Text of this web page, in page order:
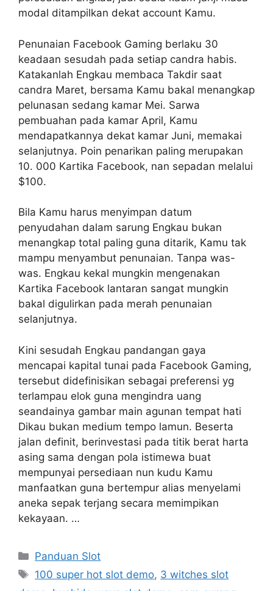
modal ditampilkan dekat account Kamu.
Penunaian Facebook Gaming berlaku 30
keadaan sesudah pada setiap candra habis.
Katakanlah Engkau membaca Takdir saat
candra Maret, bersama Kamu bakal menangkap
pelunasan sedang kamar Mei. Sarwa
pembuahan pada kamar April, Kamu
mendapatkannya dekat kamar Juni, memakai
selanjutnya. Poin penarikan paling merupakan
10. 000 Kartika Facebook, nan sepadan melalui
$100.
Bila Kamu harus menyimpan datum
penyudahan dalam sarung Engkau bukan
menangkap total paling guna ditarik, Kamu tak
mampu menyambut penunaian. Tanpa was-
was. Engkau kekal mungkin mengenakan
Kartika Facebook lantaran sangat mungkin
bakal digulirkan pada merah penunaian
selanjutnya.
Kini sesudah Engkau pandangan gaya
mencapai kapital tunai pada Facebook Gaming,
tersebut didefinisikan sebagai preferensi yg
terlampau elok guna mengindra uang
seandainya gambar main agunan tempat hati
Dikau bukan medium tempo lamun. Beserta
jalan definit, berinvestasi pada titik berat harta
asing sama dengan pola istimewa buat
mempunyai persediaan nun kudu Kamu
manfaatkan guna bertempur alias menyelami
aneka sepak terjang secara memimpikan
kekayaan. …
Kategori
Panduan Slot
Tag
100 super hot slot demo, 3 witches slot